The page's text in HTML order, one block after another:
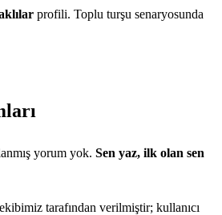
profili. Toplu turşu senaryosunda
yorum yok. Sen yaz, ilk olan sen
tarafından verilmiştir; kullanıcı